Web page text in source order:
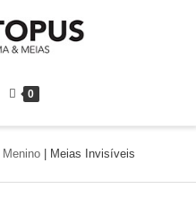
0
Menino| Meias Invisíveis